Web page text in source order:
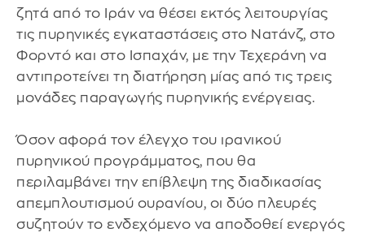
ζητά από το Ιράν να θέσει εκτός λειτουργίας
τις πυρηνικές εγκαταστάσεις στο Νατάνζ, στο
Φορντό και στο Ισπαχάν, με την Τεχεράνη να
αντιπροτείνει τη διατήρηση μίας από τις τρεις
μονάδες παραγωγής πυρηνικής ενέργειας.
Όσον αφορά τον έλεγχο του ιρανικού
πυρηνικού προγράμματος, που θα
περιλαμβάνει την επίβλεψη της διαδικασίας
απεμπλουτισμού ουρανίου, οι δύο πλευρές
συζητούν το ενδεχόμενο να αποδοθεί ενεργός